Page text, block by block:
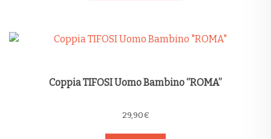
Coppia TIFOSI Uomo Bambino “ROMA”
29,90€